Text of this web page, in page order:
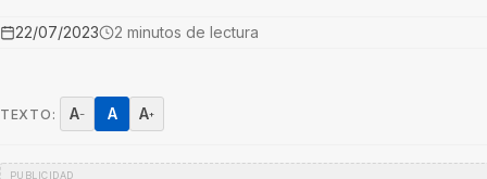
22/07/2023 2 minutos de lectura
TEXTO: A− A A+